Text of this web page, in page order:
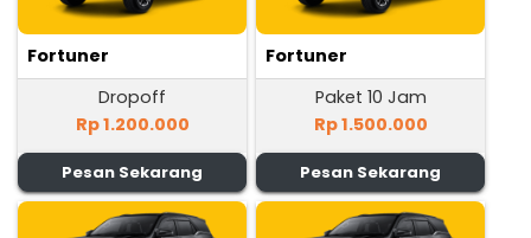
Fortuner
Dropoff
Rp 1.200.000
Pesan Sekarang
Fortuner
Paket 10 Jam
Rp 1.500.000
Pesan Sekarang